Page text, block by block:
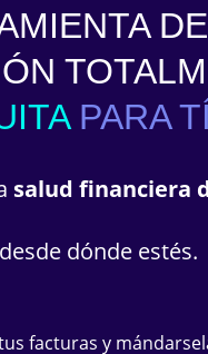
DE
PARA TÍ
salud financiera
dónde estés.
facturas y